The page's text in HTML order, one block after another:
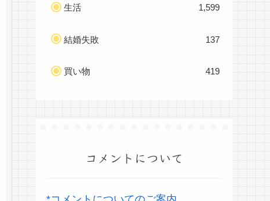
生活 1,599
結婚失敗 137
買い物 419
コメントについて